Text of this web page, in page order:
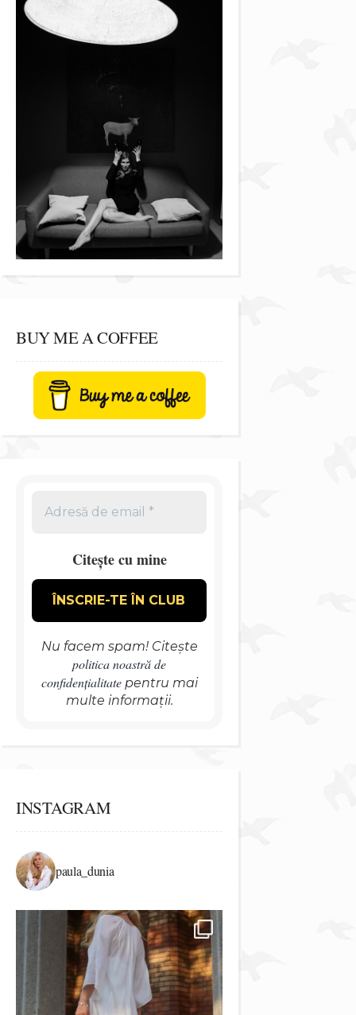
BUY ME A COFFEE
Citește cu mine
Nu facem spam! Citește
politica noastră de
confidențialitatepentru mai
multe informații.
INSTAGRAM
paula_dunia